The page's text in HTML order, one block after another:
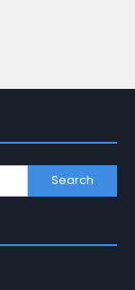
Search